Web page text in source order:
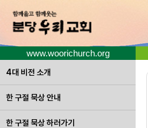
www.woorichurch.org
4대 비전 소개
한 구절 묵상 안내
한 구절 묵상 하러가기